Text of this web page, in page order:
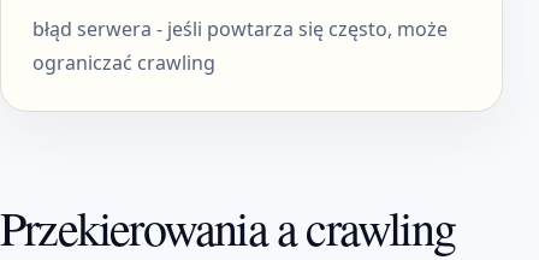
błąd serwera - jeśli powtarza się często, może
ograniczać crawling
Przekierowania a crawling